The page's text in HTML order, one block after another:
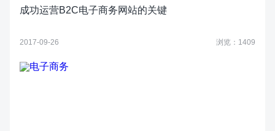
成功运营B2C电子商务网站的关键
2017-09-26 浏览：1409